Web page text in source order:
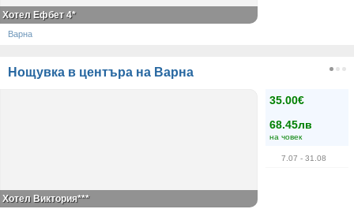
Хотел Ефбет 4*
Варна
Нощувка в центъра на Варна
35.00€
68.45лв
на човек
7.07 - 31.08
Хотел Виктория***